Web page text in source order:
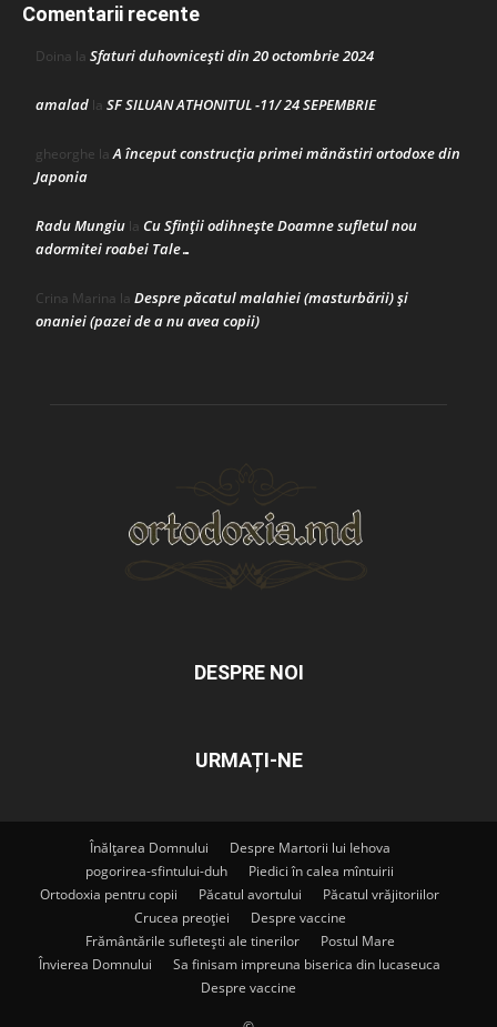
Comentarii recente
Doina la Sfaturi duhovnicești din 20 octombrie 2024
amalad la SF SILUAN ATHONITUL -11/ 24 SEPEMBRIE
gheorghe laA început construcţia primei mănăstiri ortodoxe din
Japonia
Radu Mungiu la Cu Sfinții odihnește Doamne sufletul nou
adormitei roabei Tale…
Crina Marina la Despre păcatul malahiei (masturbării) şi
onaniei (pazei de a nu avea copii)
DESPRE NOI
URMAȚI-NE
Înălțarea Domnului
Despre Martorii lui Iehova
pogorirea-sfintului-duh
Piedici în calea mîntuirii
Ortodoxia pentru copii
Păcatul avortului
Păcatul vrăjitoriilor
Crucea preoției
Despre vaccine
Frământările sufletești ale tinerilor
Postul Mare
Învierea Domnului
Sa finisam impreuna biserica din lucaseuca
Despre vaccine